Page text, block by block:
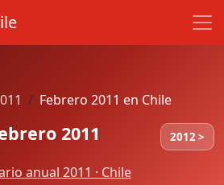
Febrero 2011 en Chile
2011 2012 >
anual 2011 · Chile